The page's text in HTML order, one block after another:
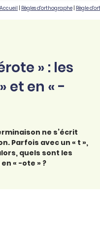
Accueil Règles d'orthographe Règle
» : les
et en « -
ne s’écrit
Parfois avec un « t »,
quels sont les
« -ote » ?